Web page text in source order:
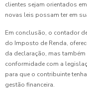
clientes sejam orientados
novas leis possam ter em
Em conclusão, o contador
do Imposto de Renda,
da declaração, mas
conformidade com a
para que o contribuinte
gestão financeira.